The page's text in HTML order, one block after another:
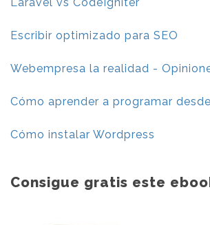
Escribir optimizado para SEO
Webempresa la realidad -
Cómo aprender a programar
Cómo instalar Wordpress
Consigue gratis este